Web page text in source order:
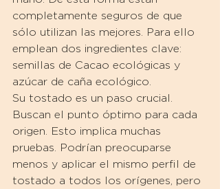
completamente seguros de que
sólo utilizan las mejores. Para ello
emplean dos ingredientes clave:
semillas de Cacao ecológicas y
azúcar de caña ecológico.
Su tostado es un paso crucial.
Buscan el punto óptimo para cada
origen. Esto implica muchas
pruebas. Podrían preocuparse
menos y aplicar el mismo perfil de
tostado a todos los orígenes, pero